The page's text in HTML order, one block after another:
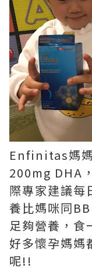
Enfinitas媽
200mg DHA
際專家建議每
養比媽咪同
足夠營養，食
好多懷孕媽媽
呢!!